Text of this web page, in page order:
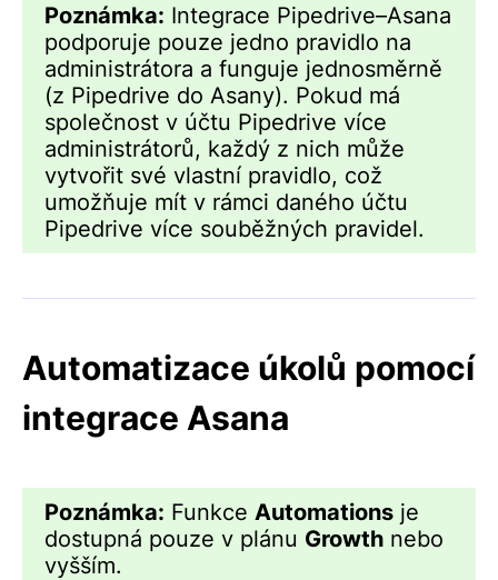
Poznámka: Integrace Pipedrive–Asana
podporuje pouze jedno pravidlo na
administrátora a funguje jednosměrně
(z Pipedrive do Asany). Pokud má
společnost v účtu Pipedrive více
administrátorů, každý z nich může
vytvořit své vlastní pravidlo, což
umožňuje mít v rámci daného účtu
Pipedrive více souběžných pravidel.
Automatizace úkolů pomocí
integrace Asana
Poznámka: Funkce Automations je
dostupná pouze v plánu Growth nebo
vyšším.